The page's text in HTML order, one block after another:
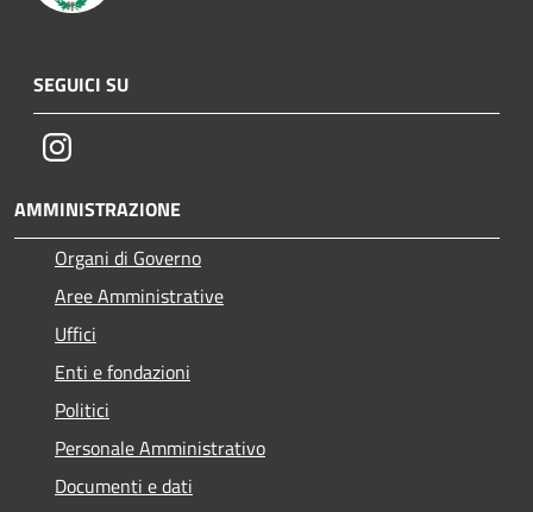
SEGUICI SU
Instagram
AMMINISTRAZIONE
Organi di Governo
Aree Amministrative
Uffici
Enti e fondazioni
Politici
Personale Amministrativo
Documenti e dati